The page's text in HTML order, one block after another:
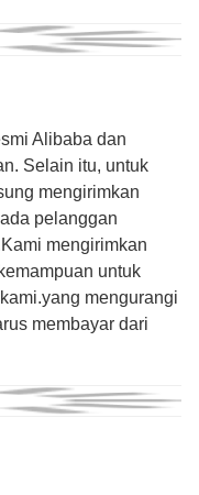
Alibaba dan
Selain itu, untuk
mengirimkan
pelanggan
mengirimkan
untuk
mengurangi
membayar dari